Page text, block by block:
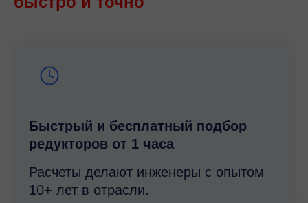
Быстрый и беcплатный подбор
редукторов от 1 часа
Расчеты делают инженеры с опытом
10+ лет в отрасли.